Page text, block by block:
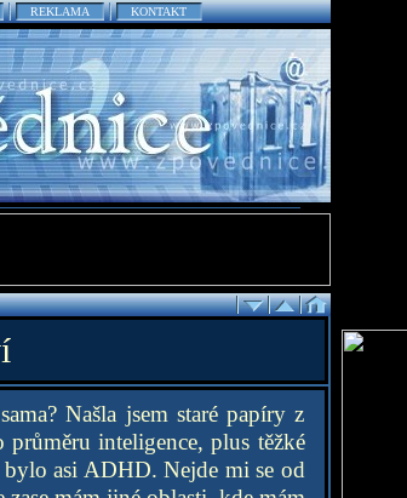
REKLAMA KONTAKT
Našla jsem staré papíry z
inteligence, plus těžké
asi ADHD. Nejde mi se od